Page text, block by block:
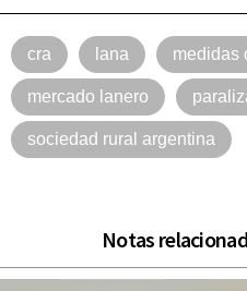
cra lana medidas
mercado lanero
sociedad rural argentina
Notas